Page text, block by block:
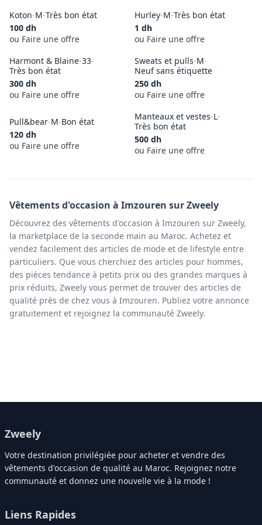
Koton-M-Très bon état
100 dh
ou Faire une offre
Hurley-M-Très bon état
1 dh
ou Faire une offre
Harmont & Blaine-33-
Très bon état
300 dh
ou Faire une offre
Sweats et pulls-M-
Neuf sans étiquette
250 dh
ou Faire une offre
Pull&bear-M-Bon état
120 dh
ou Faire une offre
Manteaux et vestes-L-
Très bon état
500 dh
ou Faire une offre
Vêtementsd'occasion à Imzouren sur Zweely
Découvrez des vêtements d'occasion à Imzouren sur Zweely,
la marketplace de la seconde main au Maroc. Achetez et
vendez facilement des articles de mode et de lifestyle entre
particuliers. Que vous cherchiez des articles pour hommes,
des pièces tendance à petits prix ou des grandes marques à
prix réduits, Zweely vous permet de trouver des articles de
qualité près de chez vous à Imzouren. Publiez votre annonce
gratuitement et rejoignez la communauté Zweely.
Zweely
Votre destination privilégiée pour acheter et vendre des
vêtements d'occasion de qualité au Maroc. Rejoignez notre
communauté et donnez une nouvelle vie à la mode !
Liens Rapides